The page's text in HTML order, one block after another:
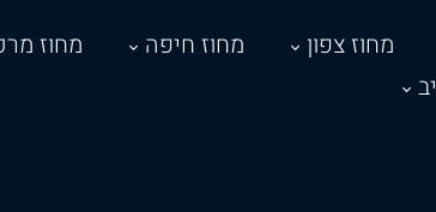
מחוז צפון מחוז חיפה מחוז